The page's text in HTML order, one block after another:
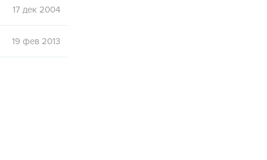
17 дек 2004
19 фев 2013